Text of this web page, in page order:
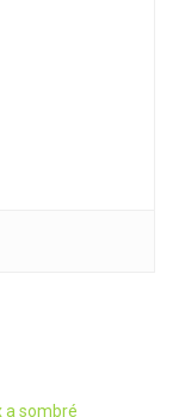
a sombré